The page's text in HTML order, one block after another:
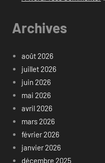
Archives
août 2026
juillet 2026
juin 2026
mai 2026
avril 2026
mars 2026
février 2026
janvier 2026
décembre 2025